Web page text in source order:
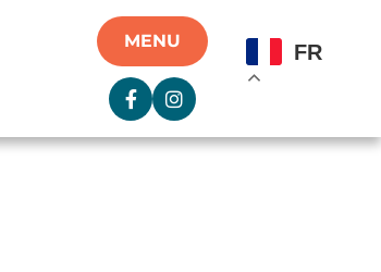
MENU FR